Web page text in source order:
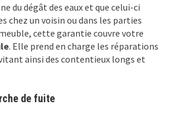
du dégât des eaux et que celui-ci
chez un voisin ou dans les parties
cette garantie couvre votre
. Elle prend en charge les réparations
ainsi des contentieux longs et
de fuite